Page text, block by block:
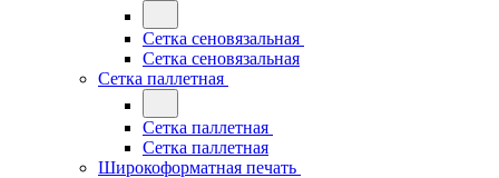
Сетка сеновязальная
Сетка сеновязальная
Сетка паллетная
Сетка паллетная
Сетка паллетная
Широкоформатная печать